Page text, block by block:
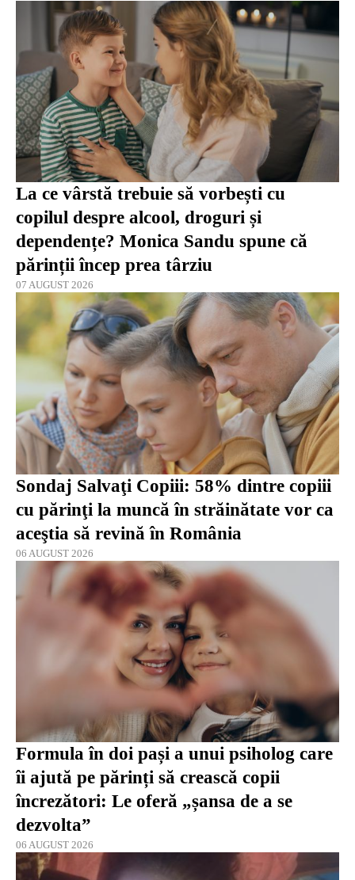
La ce vârstă trebuie să vorbești cu
copilul despre alcool, droguri și
dependențe? Monica Sandu spune că
părinții încep prea târziu
07 AUGUST 2026
Sondaj Salvaţi Copiii: 58% dintre copiii
cu părinţi la muncă în străinătate vor ca
aceştia să revină în România
06 AUGUST 2026
Formula în doi pași a unui psiholog care
îi ajută pe părinți să crească copii
încrezători: Le oferă „șansa de a se
dezvolta”
06 AUGUST 2026